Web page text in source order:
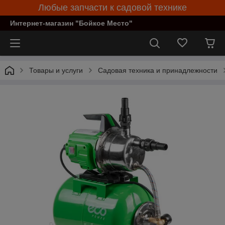
Любые запчасти к садовой технике
Интернет-магазин "Бойкое Место"
Товары и услуги Садовая техника и принадлежности